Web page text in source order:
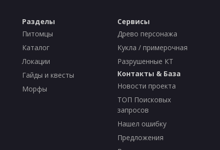
Разделы
Питомцы
Каталог
Локации
Гайды и квесты
Морфы
Сервисы
Древо персонажа
Кукла / примерочная
Разрушенные КТ
Контакты & База
Новости проекта
ТОП Поисковых
запросов
Нашел ошибку
Предложения